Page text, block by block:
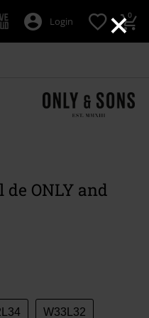
×
Login 0
ONLY and
W33L32